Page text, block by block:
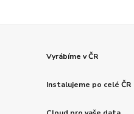
Vyrábíme v ČR
Instalujeme po celé ČR